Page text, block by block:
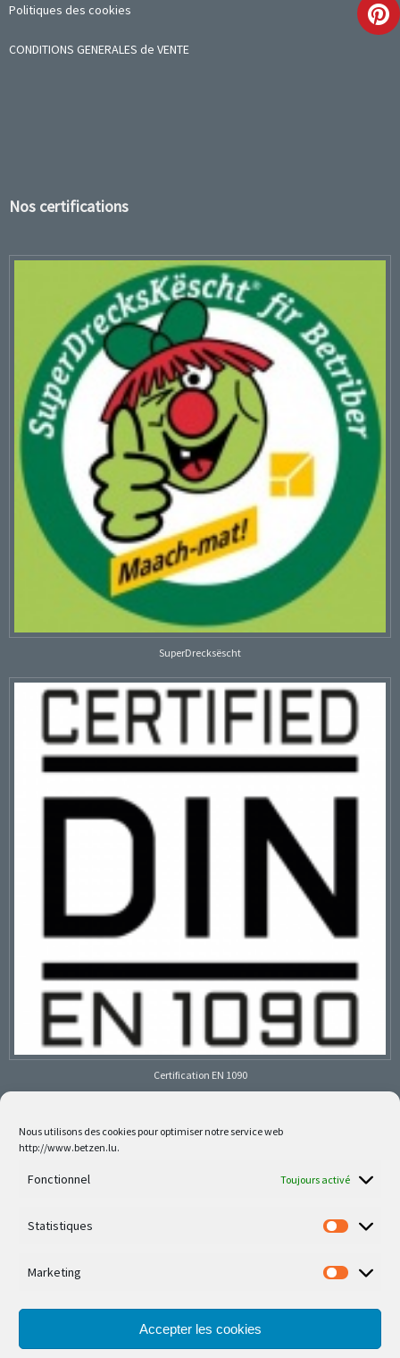
Nous utilisons des cookies pour optimiser notre service web
http://www.betzen.lu.
Fonctionnel Toujours activé
Statistiques
Marketing
Accepter les cookies
Politiques des cookies
CONDITIONS GENERALES de VENTE
Nos certifications
SuperDrecksëscht
Certification EN 1090
Follow us on social media